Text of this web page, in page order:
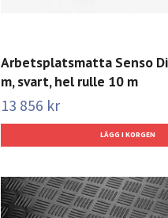
Arbetsplatsmatta Senso
m, svart, hel rulle 10 m
13 856 kr